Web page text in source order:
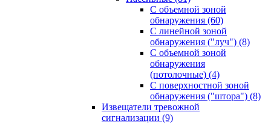
С объемной зоной
обнаружения (60)
С линейной зоной
обнаружения ("луч") (8)
С объемной зоной
обнаружения
(потолочные) (4)
С поверхностной зоной
обнаружения ("штора") (8)
Извещатели тревожной
сигнализации (9)